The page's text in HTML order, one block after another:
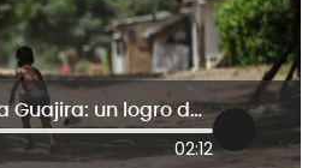
Agua para La Guajira: un logro del encuentro de Petro con los ‘cacaos’ empresariales
02:12